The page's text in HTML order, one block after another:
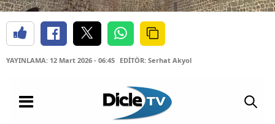
YAYINLAMA: 12 Mart 2026 - 06:45 EDİTÖR: Serhat Akyol